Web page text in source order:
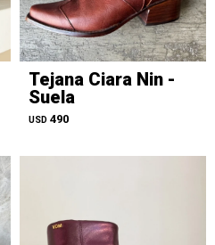
Tejana Ciara Nin -
Suela
USD 490